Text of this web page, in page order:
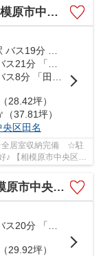
一戸建て 全3棟
分 「田名坂上」 停歩10分
雨窪（神奈川県）」 停歩11分
名バスターミナル」 停歩14分
28.42坪）
37.81坪）
央区田名
全居室収納完備 ☆駐
【相模原市中央区の
築一戸建て 全２棟
「上四ツ谷」 停歩2分
29.92坪）